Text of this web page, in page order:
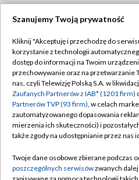
Abonament TVP
Emisja w TVP
Centrum informacji TVP
Naziemna Telewizja Cyfrowa
Rada Programowa
Polityka
Moje
Szanujemy Twoją prywatność
Kliknij "Akceptuję i przechodzę do
korzystanie z technologii
dostęp do informacji na Twoim
przechowywanie oraz na przetwarzanie
nas, czyli Telewizję Polską S.A. w
Zaufanych Partnerów z IAB* (1201 firm)
Partnerów TVP (93 firm), w celach
zautomatyzowanego dopasowania
mierzenia ich skuteczności) i
także zgody na udostępnianie przez nas
Twoje dane osobowe zbierane podczas
poszczególnych serwisówzwanych